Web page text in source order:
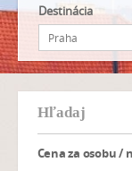
Destinácia
hľadaj
Cena za osobu /